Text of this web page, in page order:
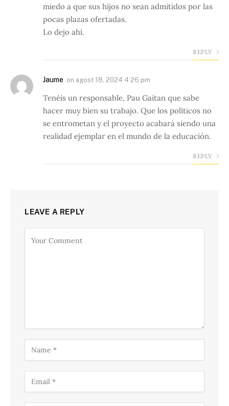
miedo a que sus hijos no sean admitidos por las
pocas plazas ofertadas.
Lo dejo ahí.
REPLY
Jaume on agost 18, 2024 4:26 pm
Tenéis un responsable, Pau Gaitan que sabe
hacer muy bien su trabajo. Que los políticos no
se entrometan y el proyecto acabará siendo una
realidad ejemplar en el mundo de la educación.
REPLY
LEAVE A REPLY